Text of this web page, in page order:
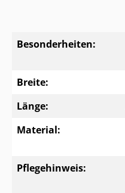
Besonderheiten:
Breite:
Länge:
Material:
Pflegehinweis: